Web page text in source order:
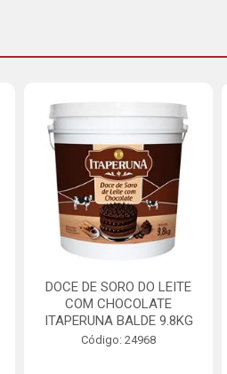
DOCE DE SORO DO LEITE
COM CHOCOLATE
ITAPERUNA BALDE 9.8KG
Código: 24968